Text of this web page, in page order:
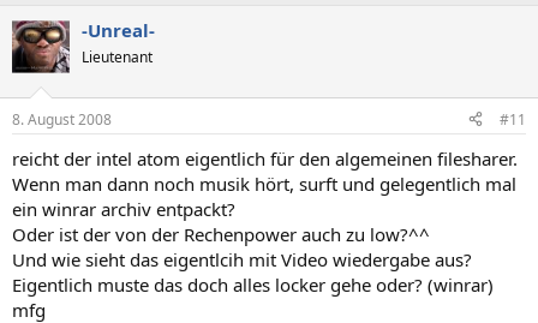
-Unreal-
Lieutenant
8. August 2008 #11
reicht der intel atom eigentlich für den algemeinen filesharer.
Wenn man dann noch musik hört, surft und gelegentlich mal
ein winrar archiv entpackt?
Oder ist der von der Rechenpower auch zu low?^^
Und wie sieht das eigentlcih mit Video wiedergabe aus?
Eigentlich muste das doch alles locker gehe oder? (winrar)
mfg